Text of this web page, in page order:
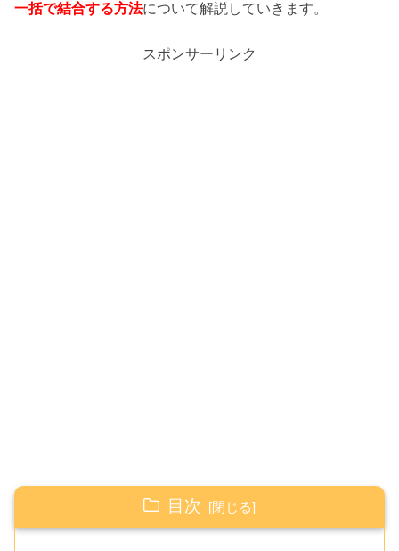
一括で結合する方法について解説していきます。
スポンサーリンク
目次